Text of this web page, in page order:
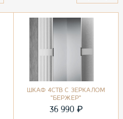
ШКАФ 4СТВ С ЗЕРКАЛОМ
"БЕРЖЕР"
36 990 ₽